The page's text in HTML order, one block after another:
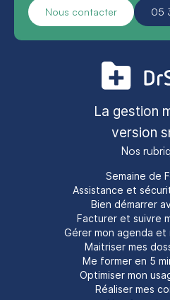
Nous contacter 05
La gestion
version
Nos
Semaine de
Assistance et
Bien démarrer
Facturer et suivre
Gérer mon agenda et
Maitriser mes
Me former en 5
Optimiser mon
Réaliser mes